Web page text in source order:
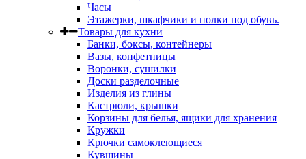
Часы
Этажерки, шкафчики и полки под обувь.
Товары для кухни
Банки, боксы, контейнеры
Вазы, конфетницы
Воронки, сушилки
Доски разделочные
Изделия из глины
Кастрюли, крышки
Корзины для белья, ящики для хранения
Кружки
Крючки самоклеющиеся
Кувшины